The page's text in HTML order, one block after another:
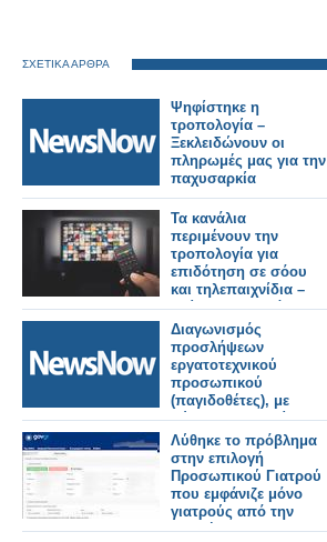
ΣΧΕΤΙΚΑ ΑΡΘΡΑ
Ψηφίστηκε η
τροπολογία –
Ξεκλειδώνουν οι
πληρωμές μας για την
παχυσαρκία
Τα κανάλια
περιμένουν την
τροπολογία για
επιδότηση σε σόου
και τηλεπαιχνίδια –
Κρίσιμες αποφάσεις
για τη νέα σεζόν
Διαγωνισμός
προσλήψεων
εργατοτεχνικού
προσωπικού
(παγιδοθέτες), με
σύμβαση εργασίας
ορισμένου χρόνου
στο πρόγραμμα
δακοκτονίας 2026.
Λύθηκε το πρόβλημα
στην επιλογή
Προσωπικού Γιατρού
που εμφάνιζε μόνο
γιατρούς από την
Αττική